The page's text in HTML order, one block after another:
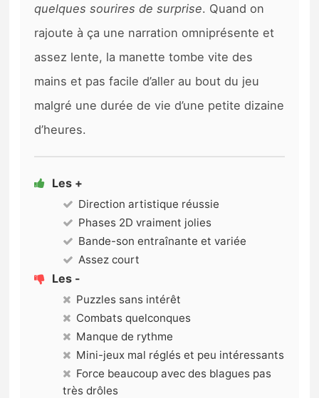
quelques sourires de surprise. Quand on
rajoute à ça une narration omniprésente et
assez lente, la manette tombe vite des
mains et pas facile d’aller au bout du jeu
malgré une durée de vie d’une petite dizaine
d’heures.
Les +
Direction artistique réussie
Phases 2D vraiment jolies
Bande-son entraînante et variée
Assez court
Les -
Puzzles sans intérêt
Combats quelconques
Manque de rythme
Mini-jeux mal réglés et peu intéressants
Force beaucoup avec des blagues pas
très drôles